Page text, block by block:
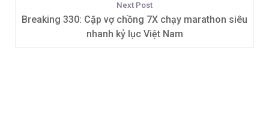
Next Post
Breaking 330: Cặp vợ chồng 7X chạy marathon siêu
nhanh kỷ lục Việt Nam